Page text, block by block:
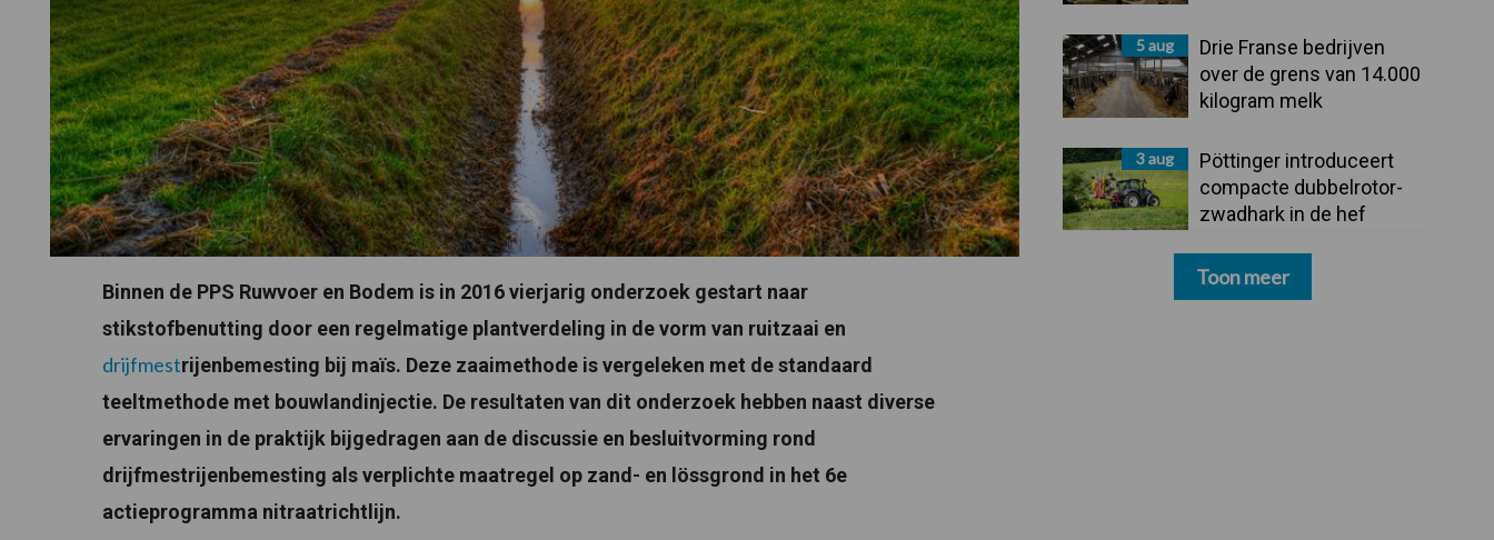
Binnen de PPS Ruwvoer en Bodem is in 2016 vierjarig onderzoek gestart naar
stikstofbenutting door een regelmatige plantverdeling in de vorm van ruitzaai en
drijfmestrijenbemesting bij maïs. Deze zaaimethode is vergeleken met de standaard
teeltmethode met bouwlandinjectie. De resultaten van dit onderzoek hebben naast diverse
ervaringen in de praktijk bijgedragen aan de discussie en besluitvorming rond
drijfmestrijenbemesting als verplichte maatregel op zand- en lössgrond in het 6e
actieprogramma nitraatrichtlijn.
5 aug
Drie Franse bedrijven
over de grens van 14.000
kilogram melk
3 aug
Pöttinger introduceert
compacte dubbelrotor-
zwadhark in de hef
Toon meer